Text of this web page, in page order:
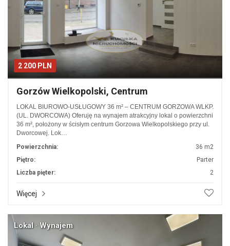
2 200 PLN
Gorzów Wielkopolski, Centrum
LOKAL BIUROWO-USŁUGOWY 36 m² – CENTRUM GORZOWA WLKP.
(UL. DWORCOWA) Oferuję na wynajem atrakcyjny lokal o powierzchni
36 m², położony w ścisłym centrum Gorzowa Wielkopolskiego przy ul.
Dworcowej. Lok…
Powierzchnia:
36 m2
Piętro:
Parter
Liczba pięter:
2
Więcej
Lokal · Wynajem